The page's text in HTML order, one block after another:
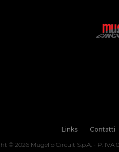
Links Contatti
© 2026 Mugello Circuit S.p.A. - P. IVA